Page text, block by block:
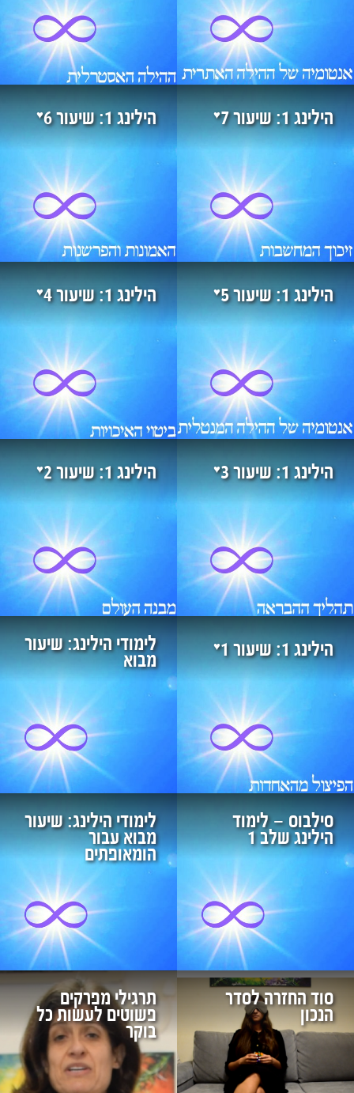
הילינג 1: שיעור 7 ♥ הילינג 1: שיעור 6 ♥
הילינג 1: שיעור 5 ♥ הילינג 1: שיעור 4 ♥
הילינג 1: שיעור 3 ♥ הילינג 1: שיעור 2 ♥
הילינג 1: שיעור 1 ♥ לימודי הילינג: שיעור
מבוא
סילבוס – לימוד
הילינג שלב 1
לימודי הילינג: שיעור
מבוא עבור
הומאופתים
סוד החזרה לסדר
הנכון
תרגילי מפרקים
פשוטים לעשות כל
בוקר